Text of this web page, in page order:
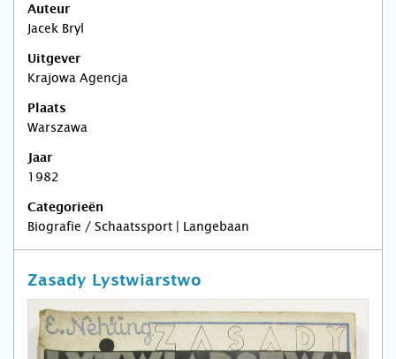
Auteur
Jacek Bryl
Uitgever
Krajowa Agencja
Plaats
Warszawa
Jaar
1982
Categorieën
Biografie / Schaatssport | Langebaan
Zasady Lystwiarstwo